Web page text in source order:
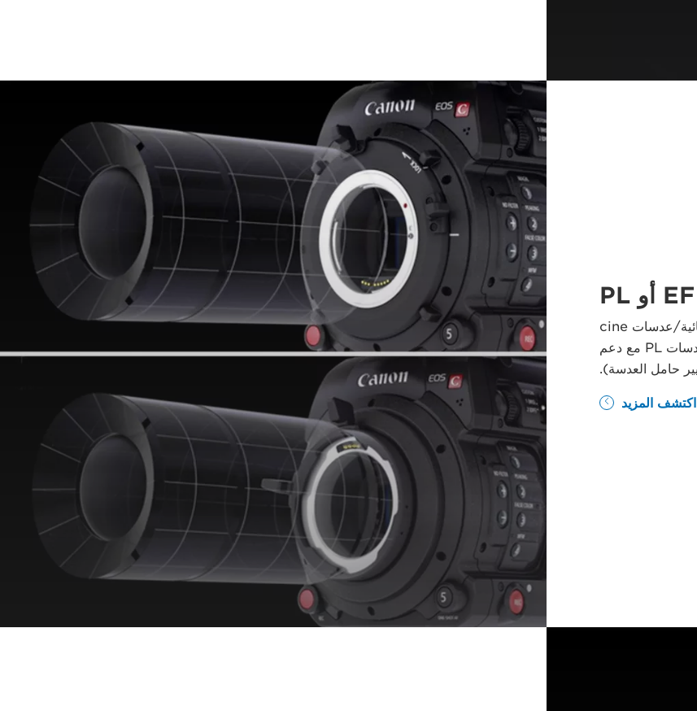
مجموعة كبيرة من عدسات EF من Canon (العدسات السينمائية/عدسات cine
servo وعدسات الصور)، بالإضافة إلى إمكانية استخدام عدسات PL مع دعم
اكتشف المزيد